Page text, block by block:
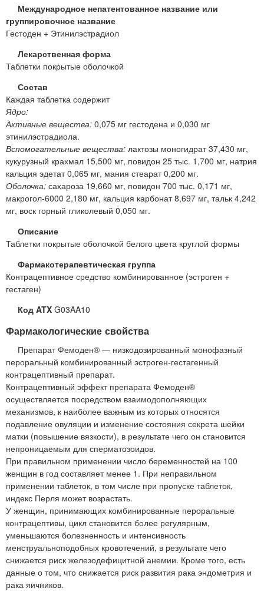
Международное непатентованное название или
группировочное название
Гестоден + Этинилэстрадиол
Лекарственная форма
Таблетки покрытые оболочкой
Состав
Каждая таблетка содержит
Ядро:
Активные вещества: 0,075 мг гестодена и 0,030 мг
этинилэстрадиола.
Вспомогательные вещества: лактозы моногидрат 37,430 мг,
кукурузный крахмал 15,500 мг, повидон 25 тыс. 1,700 мг, натрия
кальция эдетат 0,065 мг, мания стеарат 0,200 мг.
Оболочка: сахароза 19,660 мг, повидон 700 тыс. 0,171 мг,
макрогол-6000 2,180 мг, кальция карбонат 8,697 мг, тальк 4,242
мг, воск горный гликолевый 0,050 мг.
Описание
Таблетки покрытые оболочкой белого цвета круглой формы
Фармакотерапевтическая группа
Контрацептивное средство комбинированное (эстроген +
гестаген)
Код ATX G03AA10
Фармакологические свойства
Препарат Фемоден® — низкодозированный монофазный
пероральный комбинированный эстроген-гестагенный
контрацептивный препарат.
Контрацептивный эффект препарата Фемоден®
осуществляется посредством взаимодополняющих
механизмов, к наиболее важным из которых относятся
подавление овуляции и изменение состояния секрета шейки
матки (повышение вязкости), в результате чего он становится
непроницаемым для сперматозоидов.
При правильном применении число беременностей на 100
женщин в год составляет менее 1. При неправильном
применении таблеток, в том числе при пропуске таблеток,
индекс Перля может возрастать.
У женщин, принимающих комбинированные пероральные
контрацептивы, цикл становится более регулярным,
уменьшаются болезненность и интенсивность
менструальноподобных кровотечений, в результате чего
снижается риск железодефицитной анемии. Кроме того, есть
данные о том, что снижается риск развития рака эндометрия и
рака яичников.